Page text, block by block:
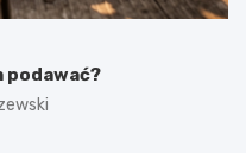
podawać?